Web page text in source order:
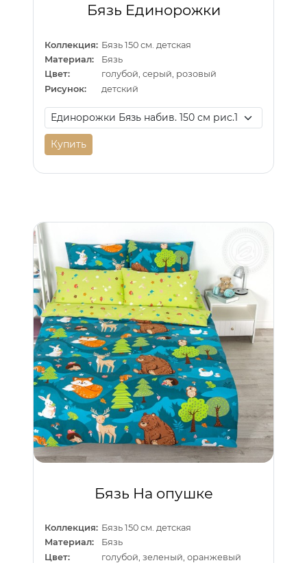
Бязь Единорожки
Коллекция: Бязь 150 см. детская
Материал:
Бязь
Цвет:
голубой, серый, розовый
Рисунок:
детский
Купить
Бязь На опушке
Коллекция: Бязь 150 см. детская
Материал:
Бязь
Цвет:
голубой, зеленый, оранжевый